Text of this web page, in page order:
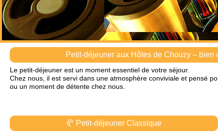
Petit-déjeuner aux Hôtes de Chouzy –
Le petit-déjeuner est un moment essentiel de votre séjour.
Chez nous, il est servi dans une atmosphère conviviale et pensé
ou un moment de détente chez nous.
🥐 Petit-déjeuner Classique